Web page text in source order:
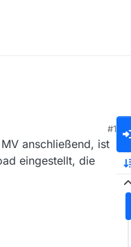
#1
anschließend, ist
eingestellt, die